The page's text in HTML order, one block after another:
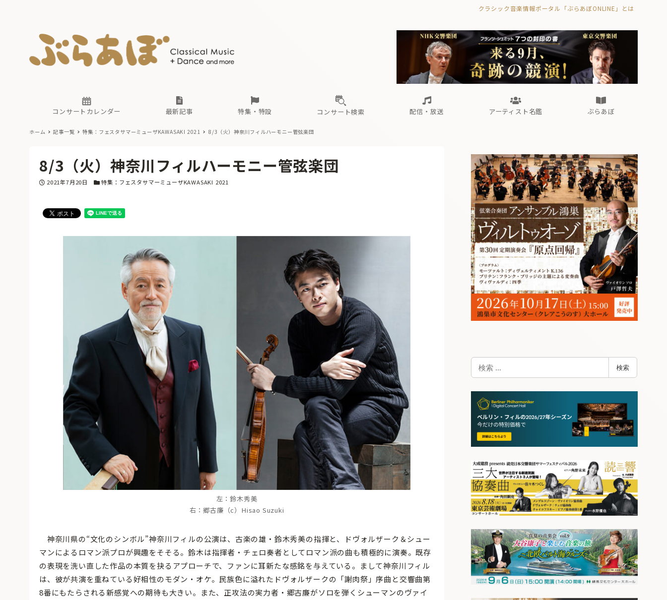
クラシック音楽情報ポータル「ぶらあぼONLINE」とは
コンサートカレンダー 最新記事
古楽とその先と オーケストラの楽屋から ぶらあぼブラス！
フォルテピアノ・オデッセイ
特集・特設
現場のプロが推す！間違いないオーケストラコンサート
コンサート検索 配信・放送
無料ライブ配信スケジュール 有料ライブ配信スケジュール
アーティスト名鑑
あ さ な は ま
ぶらあぼ
古楽とその先と Aからの眺望 ぶらあぼブラス！
フォルテピアノ・オデッセイ
無料ライブ配信スケジュール
あ か さ
ホーム 記事一覧 特集：フェスタサマーミューザKAWASAKI 2021 8/3（火）神奈川フィルハーモニー管弦楽団
8/3（火）神奈川フィルハーモニー管弦楽団
投稿日
2021年7月20日 カテゴリー
特集：フェスタサマーミューザKAWASAKI 2021
左：鈴木秀美
右：郷古廉（c）Hisao Suzuki
神奈川県の“文化のシンボル”神奈川フィルの公演は、古楽の雄・鈴木秀美の指揮と、ドヴォルザーク＆シュー
マンによるロマン派プロが興趣をそそる。鈴木は指揮者・チェロ奏者としてロマン派の曲も積極的に演奏。既存
の表現を洗い直した作品の本質を抉るアプローチで、ファンに耳新たな感銘を与えている。まして神奈川フィル
は、彼が共演を重ねている好相性のモダン・オケ。民族色に溢れたドヴォルザークの「謝肉祭」序曲と交響曲第
8番にもたらされる新感覚への期待も大きい。また、正攻法の実力者・郷古廉がソロを弾くシューマンのヴァイ
検
索
検索